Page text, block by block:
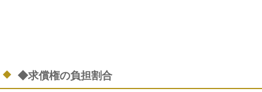
◆求償権の負担割合